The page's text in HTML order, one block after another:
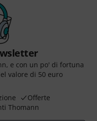
e con un po' di fortuna
valore di 50 euro
Offerte
Thomann